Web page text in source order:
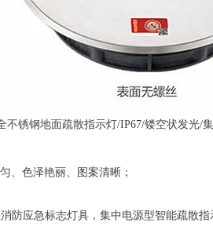
钢地面疏散指示灯/IP67/镂空状发光/集
、色泽艳丽、图案清晰；
防应急标志灯具，集中电源型智能疏散指